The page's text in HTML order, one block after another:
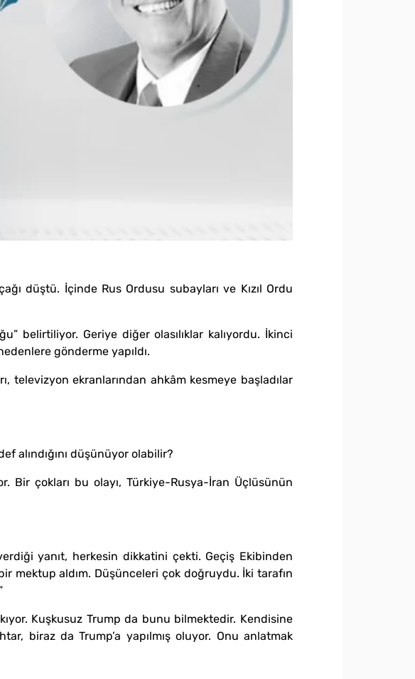
düştü. İçinde Rus Ordusu subayları ve Kızıl Ordu
belirtiliyor. Geriye diğer olasılıklar kalıyordu. İkinci
gönderme yapıldı.
televizyon ekranlarından ahkâm kesmeye başladılar
alındığını düşünüyor olabilir?
Bir çokları bu olayı, Türkiye-Rusya-İran Üçlüsünün
yanıt, herkesin dikkatini çekti. Geçiş Ekibinden
mektup aldım. Düşünceleri çok doğruydu. İki tarafın
Kuşkusuz Trump da bunu bilmektedir. Kendisine
biraz da Trump’a yapılmış oluyor. Onu anlatmak